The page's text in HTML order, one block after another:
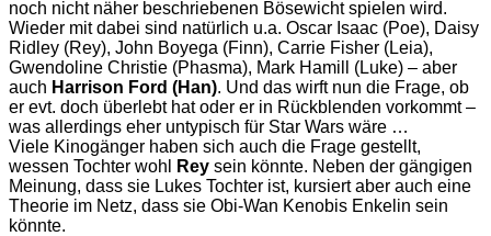
noch nicht näher beschriebenen Bösewicht spielen wird.
Wieder mit dabei sind natürlich u.a. Oscar Isaac (Poe), Daisy
Ridley (Rey), John Boyega (Finn), Carrie Fisher (Leia),
Gwendoline Christie (Phasma), Mark Hamill (Luke) – aber
auch Harrison Ford (Han). Und das wirft nun die Frage, ob
er evt. doch überlebt hat oder er in Rückblenden vorkommt –
was allerdings eher untypisch für Star Wars wäre …
Viele Kinogänger haben sich auch die Frage gestellt,
wessen Tochter wohl
Rey sein könnte. Neben der gängigen
Meinung, dass sie Lukes Tochter ist, kursiert aber auch eine
Theorie im Netz, dass sie Obi-Wan Kenobis Enkelin sein
könnte.